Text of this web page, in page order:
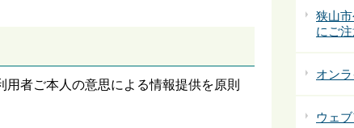
者ご本人の意思による情報提供を原則
狭山
にご
オン
ウェ